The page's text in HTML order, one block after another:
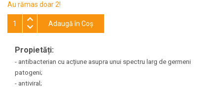
Au rămas doar 2!
Adaugă în Coş
Propietăți:
- antibacterian cu acțiune asupra unui spectru larg de germeni
patogeni;
- antiviral;